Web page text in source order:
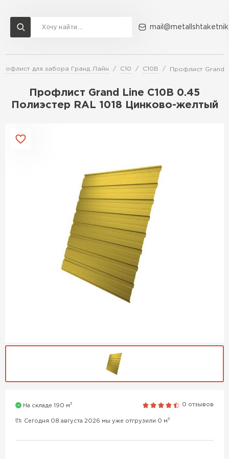
для забора Гранд Лайн С10 С10В Профлист Grand
Профлист Grand Line C10В 0.45
Полиэстер RAL 1018 Цинково-желтый
На складе 190 м3 0 отзывов
Сегодня 08 августа 2026 мы уже отгрузили 0 м3
Доставка и оплата Акции О компании Контакты
Перейти в каталог